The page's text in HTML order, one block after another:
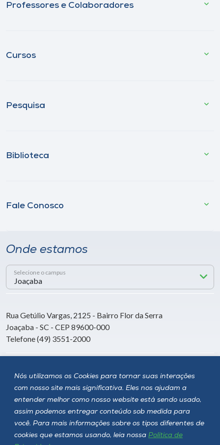
Nós utilizamos os Cookies para tornar suas interações
com nosso site mais significativa. Eles nos ajudam a
entender melhor como nosso website está sendo usado,
assim podemos entregar conteúdo sob medida para
você. Para mais informações sobre os tipos diferentes de
cookies que estamos usando, leia nossa Política de
Professores e Colaboradores
Cursos
Pesquisa
Biblioteca
Fale Conosco
Onde estamos
Selecione o campus
Rua Getúlio Vargas, 2125 - Bairro Flor da Serra
Joaçaba - SC - CEP 89600-000
Telefone (49) 3551-2000
Siga a Unoesc